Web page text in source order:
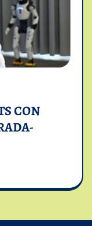
CON